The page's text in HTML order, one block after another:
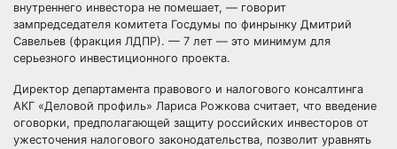
внутреннего инвестора не помешает, — говорит
зампредседателя комитета Госдумы по финрынку Дмитрий
Савельев (фракция ЛДПР). — 7 лет — это минимум для
серьезного инвестиционного проекта.
Директор департамента правового и налогового консалтинга
АКГ «Деловой профиль» Лариса Рожкова считает, что введение
оговорки, предполагающей защиту российских инвесторов от
ужесточения налогового законодательства, позволит уравнять